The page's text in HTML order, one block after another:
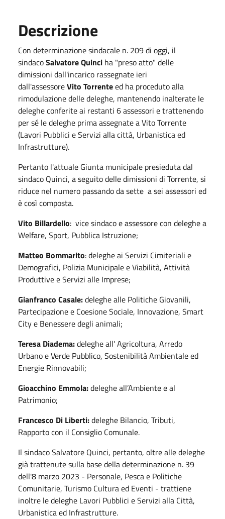
Descrizione
Con determinazione sindacale n. 209 di oggi, il
sindacoSalvatore Quinci ha "preso atto" delle
dimissioni dall'incarico rassegnate ieri
dall'assessoreVito Torrenteed ha proceduto alla
rimodulazione delle deleghe, mantenendo inalterate le
deleghe conferite ai restanti 6 assessori e trattenendo
per sé le deleghe prima assegnate a Vito Torrente
(Lavori Pubblici e Servizi alla città, Urbanistica ed
Infrastrutture).
Pertanto l'attuale Giunta municipale presieduta dal
sindaco Quinci, a seguito delle dimissioni di Torrente, si
riduce nel numero passando da sette a sei assessori ed
è così composta.
Vito Billardello: vice sindaco e assessore con deleghe a
Welfare, Sport, Pubblica Istruzione;
Matteo Bommarito: deleghe ai Servizi Cimiteriali e
Demografici, Polizia Municipale e Viabilità, Attività
Produttive e Servizi alle Imprese;
Gianfranco Casale:deleghe alle Politiche Giovanili,
Partecipazione e Coesione Sociale, Innovazione, Smart
City e Benessere degli animali;
Teresa Diadema:deleghe all' Agricoltura, Arredo
Urbano e Verde Pubblico, Sostenibilità Ambientale ed
Energie Rinnovabili;
Gioacchino Emmola:deleghe all’Ambiente e al
Patrimonio;
Francesco Di Liberti:deleghe Bilancio, Tributi,
Rapporto con il Consiglio Comunale.
Il sindaco Salvatore Quinci, pertanto, oltre alle deleghe
già trattenute sulla base della determinazione n. 39
dell'8 marzo 2023 - Personale, Pesca e Politiche
Comunitarie, Turismo Cultura ed Eventi - trattiene
inoltre le deleghe Lavori Pubblici e Servizi alla Città,
Urbanistica ed Infrastrutture.